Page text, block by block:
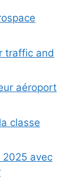
traffic and
aéroport
classe
2025 avec